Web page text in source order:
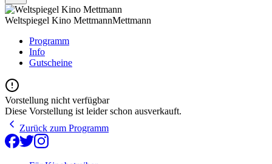
Weltspiegel Kino MettmannMettmann
Programm
Info
Gutscheine
Vorstellung nicht verfügbar
Diese Vorstellung ist leider schon ausverkauft.
Zurück zum Programm